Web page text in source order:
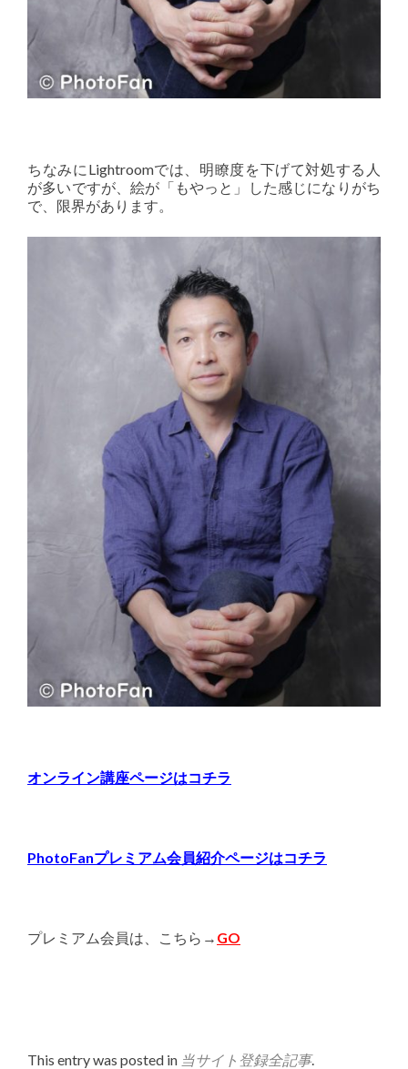
ちなみにLightroomでは、明瞭度を下げて対処する人
が多いですが、絵が「もやっと」した感じになりがち
で、限界があります。
オンライン講座ページはコチラ
PhotoFanプレミアム会員紹介ページはコチラ
プレミアム会員は、こちら→ GO
This entry was posted in 当サイト登録全記事.